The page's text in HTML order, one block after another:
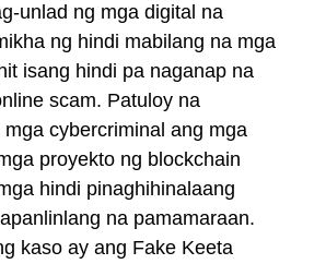
unlad ng mga digital na
ng hindi mabilang na mga
isang hindi pa naganap na
scam. Patuloy na
cybercriminal ang mga
proyekto ng blockchain
hindi pinaghihinalaang
na pamamaraan.
kaso ay ang Fake Keeta